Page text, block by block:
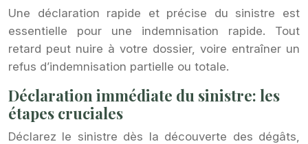
Une déclaration rapide et précise du sinistre est
essentielle pour une indemnisation rapide. Tout
retard peut nuire à votre dossier, voire entraîner un
refus d’indemnisation partielle ou totale.
Déclaration immédiate du sinistre: les
étapes cruciales
Déclarez le sinistre dès la découverte des dégâts,